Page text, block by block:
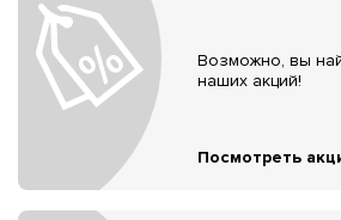
Возможно, вы
наших акций!
Посмотреть